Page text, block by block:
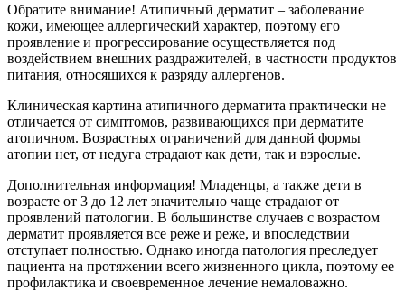
Обратите внимание! Атипичный дерматит – заболевание
кожи, имеющее аллергический характер, поэтому его
проявление и прогрессирование осуществляется под
воздействием внешних раздражителей, в частности продуктов
питания, относящихся к разряду аллергенов.
Клиническая картина атипичного дерматита практически не
отличается от симптомов, развивающихся при дерматите
атопичном. Возрастных ограничений для данной формы
атопии нет, от недуга страдают как дети, так и взрослые.
Дополнительная информация! Младенцы, а также дети в
возрасте от 3 до 12 лет значительно чаще страдают от
проявлений патологии. В большинстве случаев с возрастом
дерматит проявляется все реже и реже, и впоследствии
отступает полностью. Однако иногда патология преследует
пациента на протяжении всего жизненного цикла, поэтому ее
профилактика и своевременное лечение немаловажно.